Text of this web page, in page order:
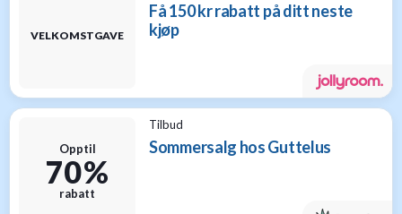
VELKOMSTGAVE
Få 150 kr rabatt på ditt neste
kjøp
Opptil
70 %
rabatt
Tilbud
Sommersalg hos Guttelus